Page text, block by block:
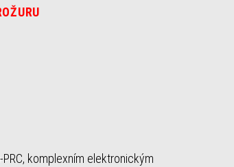
komplexním elektronickým